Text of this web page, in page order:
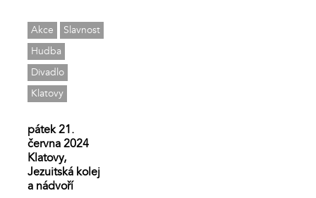
Akce
Slavnost
Hudba
Divadlo
Klatovy
pátek 21.
června 2024
Klatovy,
Jezuitská kolej
a nádvoří